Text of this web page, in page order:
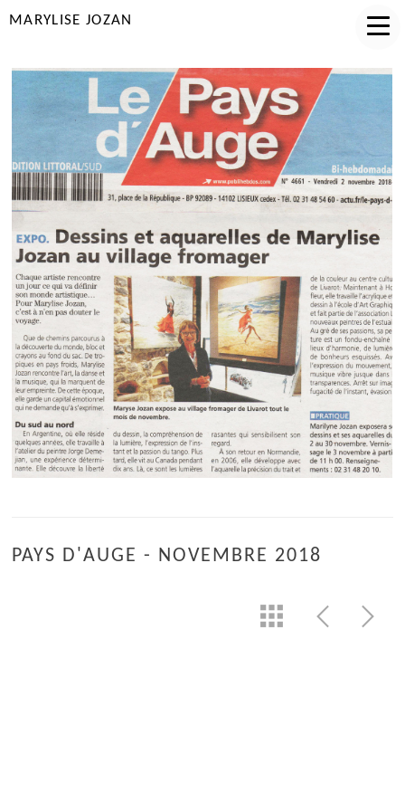
MARYLISE JOZAN
PAYS D'AUGE - NOVEMBRE 2018